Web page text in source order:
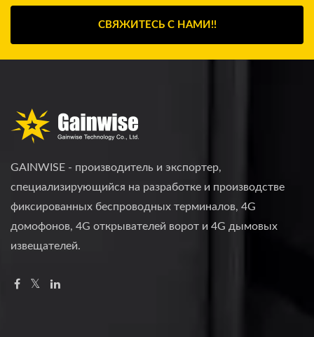
СВЯЖИТЕСЬ С НАМИ!!
GAINWISE - производитель и экспортер,
специализирующийся на разработке и производстве
фиксированных беспроводных терминалов, 4G
домофонов, 4G открывателей ворот и 4G дымовых
извещателей.